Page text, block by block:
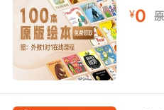
¥0